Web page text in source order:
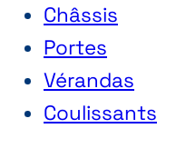
Châssis
Portes
Vérandas
Coulissants